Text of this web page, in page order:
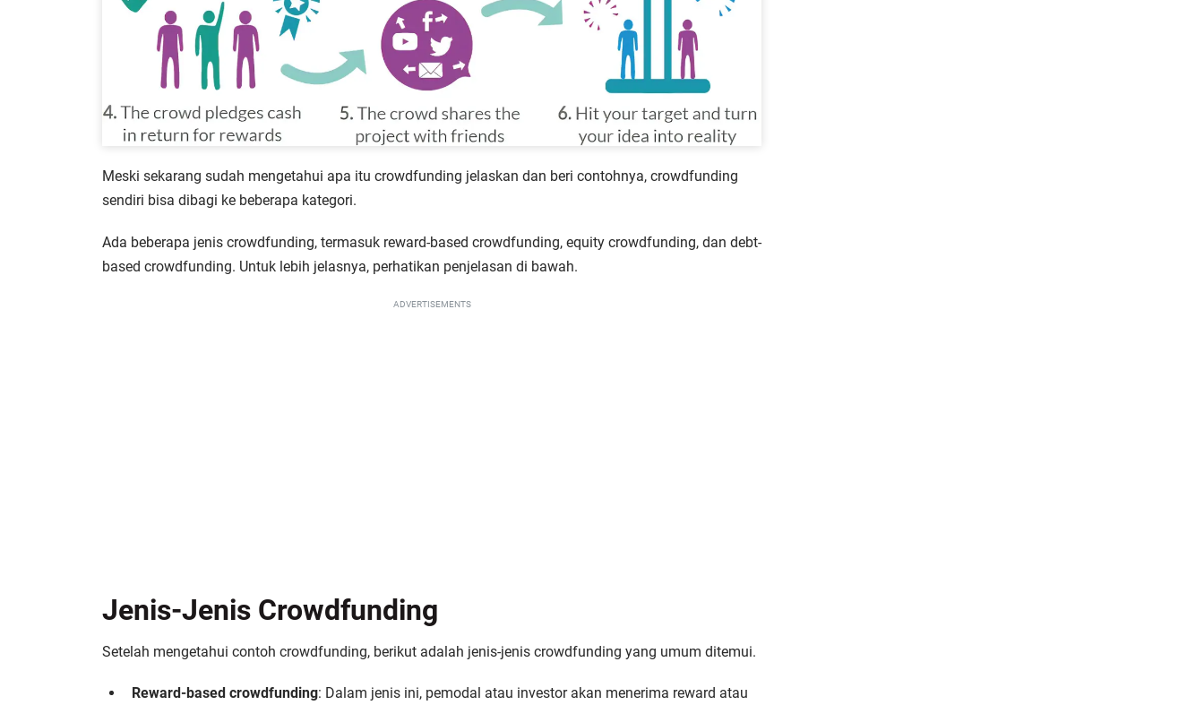
Meski sekarang sudah mengetahui apa itu crowdfunding jelaskan dan beri contohnya, crowdfunding
sendiri bisa dibagi ke beberapa kategori.
Ada beberapa jenis crowdfunding, termasuk reward-based crowdfunding, equity crowdfunding, dan debt-
based crowdfunding. Untuk lebih jelasnya, perhatikan penjelasan di bawah.
ADVERTISEMENTS
Jenis-Jenis Crowdfunding
Setelah mengetahui contoh crowdfunding, berikut adalah jenis-jenis crowdfunding yang umum ditemui.
Reward-based crowdfunding: Dalam jenis ini, pemodal atau investor akan menerima reward atau